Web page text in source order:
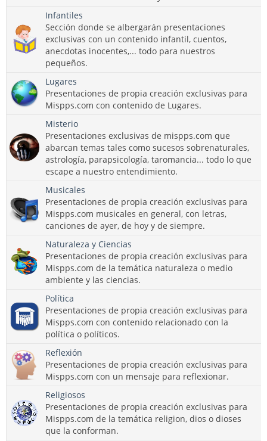
Infantiles
Sección donde se albergarán presentaciones
exclusivas con un contenido infantil, cuentos,
anecdotas inocentes,... todo para nuestros
pequeños.
Lugares
Presentaciones de propia creación exclusivas para
Mispps.com con contenido de Lugares.
Misterio
Presentaciones exclusivas de mispps.com que
abarcan temas tales como sucesos sobrenaturales,
astrología, parapsicología, taromancia... todo lo que
escape a nuestro entendimiento.
Musicales
Presentaciones de propia creación exclusivas para
Mispps.com musicales en general, con letras,
canciones de ayer, de hoy y de siempre.
Naturaleza y Ciencias
Presentaciones de propia creación exclusivas para
Mispps.com de la temática naturaleza o medio
ambiente y las ciencias.
Política
Presentaciones de propia creación exclusivas para
Mispps.com con contenido relacionado con la
política o políticos.
Reflexión
Presentaciones de propia creación exclusivas para
Mispps.com con un mensaje para reflexionar.
Religiosos
Presentaciones de propia creación exclusivas para
Mispps.com de la temática religion, dios o dioses
que la conforman.